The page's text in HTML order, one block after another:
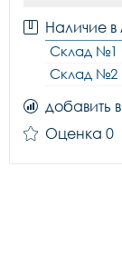
Наличие
Склад №1
Склад №2
добавить
Оценка 0